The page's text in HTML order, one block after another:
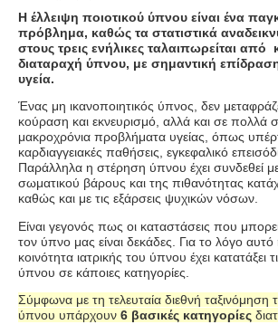
Η έλλειψη ποιοτικού ύπνου είναι ένα
πρόβλημα, καθώς τα στατιστικά
στους τρεις ενήλικες ταλαιπωρείται από
διαταραχή ύπνου, με σημαντική
υγεία.
Ένας μη ικανοποιητικός ύπνος, δεν
κούραση και εκνευρισμό, αλλά και σε πολλά
μακροχρόνια προβλήματα υγείας, όπως
καρδιαγγειακές παθήσεις, εγκεφαλικό
Παράλληλα η στέρηση ύπνου έχει συνδεθεί
σωματικού βάρους και της πιθανότητας
καθώς και με τις εξάρσεις ψυχικών νόσων.
Είναι γεγονός πως οι καταστάσεις που
τον ύπνο μας είναι δεκάδες. Για το λόγο αυτό
κοινότητα ιατρικής του ύπνου έχει κατατάξει
ύπνου σε κάποιες κατηγορίες.
Σύμφωνα με τη τελευταία διεθνή ταξινόμηση
ύπνου υπάρχουν 6 βασικές κατηγορίες